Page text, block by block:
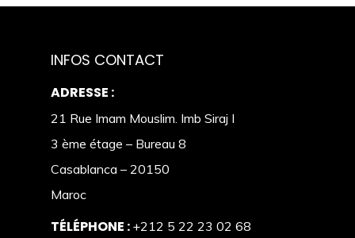
INFOS CONTACT
ADRESSE :
21 Rue Imam Mouslim. Imb Siraj I
3 ème étage – Bureau 8
Casablanca – 20150
Maroc
TÉLÉPHONE : +212 5 22 23 02 68